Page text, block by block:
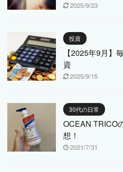
2025/9/23
投資
【2025年9月】
資
2025/9/15
30代の日常
OCEAN TRICO
想！
2021/7/31